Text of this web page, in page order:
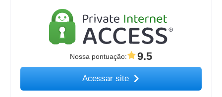
Nossa pontuação: 9.5
Acessar site